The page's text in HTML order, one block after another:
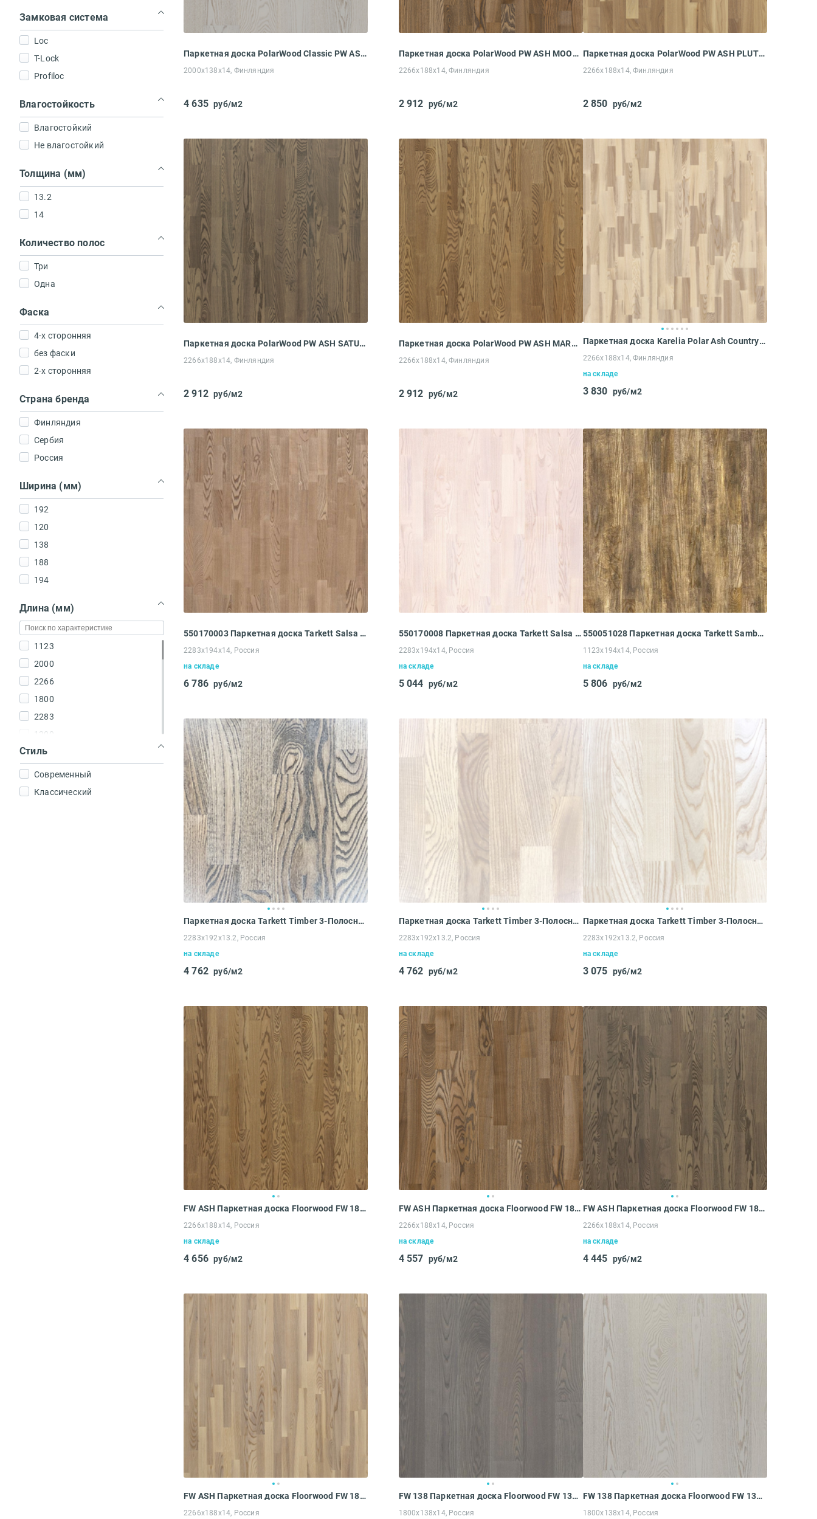
Замковая система
Loc
T-Lock
Profiloc
Влагостойкость
Влагостойкий
Не влагостойкий
Толщина (мм)
13.2
14
Количество полос
Три
Одна
Фаска
4-х сторонняя
без фаски
2-х сторонняя
Страна бренда
Финляндия
Сербия
Россия
Ширина (мм)
192
120
138
188
194
Длина (мм)
1123
2000
2266
1800
2283
1200
Стиль
Современный
Классический
Паркетная доска PolarWood Classic PW ASH PREMIUM 138 DOVER MATT LOC (2000x138x14 мм)
2000x138x14, Финляндия
4 635 руб/м2
Паркетная доска PolarWood PW ASH MOON OILED LOC (2266x188x14 мм)
2266x188x14, Финляндия
2 912 руб/м2
Паркетная доска PolarWood PW ASH PLUTON WHITE OILED LOC (2266x188x14 мм)
2266x188x14, Финляндия
2 850 руб/м2
Паркетная доска PolarWood PW ASH SATURN OILED LOC (2266x188x14 мм)
2266x188x14, Финляндия
2 912 руб/м2
Паркетная доска PolarWood PW ASH MARS OILED LOC (2266x188x14 мм)
2266x188x14, Финляндия
2 912 руб/м2
Паркетная доска Karelia Polar Ash Country Vanilla Matt (2266х188х14 мм)
2266х188х14, Финляндия
на складе
3 830 руб/м2
550170003 Паркетная доска Tarkett Salsa Premium Ясень Кварц (2283x194x14 мм)
2283x194x14, Россия
на складе
6 786 руб/м2
550170008 Паркетная доска Tarkett Salsa Premium Ясень Кристалл (2283x194x14 мм)
2283x194x14, Россия
на складе
5 044 руб/м2
550051028 Паркетная доска Tarkett Samba Ясень Бренди (1123x194x14 мм)
1123x194x14, Россия
на складе
5 806 руб/м2
Паркетная доска Tarkett Timber 3-Полосный ASH BROWN (2283x192x13.2 мм)
2283x192x13.2, Россия
на складе
4 762 руб/м2
Паркетная доска Tarkett Timber 3-Полосный ASH SMOKE (2283x192x13.2 мм)
2283x192x13.2, Россия
на складе
4 762 руб/м2
Паркетная доска Tarkett Timber 3-Полосный ASH WHITE (2283x192x13.2 мм)
2283x192x13.2, Россия
на складе
3 075 руб/м2
FW ASH Паркетная доска Floorwood FW 188 FW ASH Madison beige OILED 3S (2266х188х14 мм)
2266х188х14, Россия
на складе
4 656 руб/м2
FW ASH Паркетная доска Floorwood FW 188 FW ASH Madison brown OIL 3S (2266х188х14 мм)
2266х188х14, Россия
на складе
4 557 руб/м2
FW ASH Паркетная доска Floorwood FW 188 FW ASH Madison OILED 3S (2266х188х14 мм)
2266х188х14, Россия
на складе
4 445 руб/м2
FW ASH Паркетная доска Floorwood FW 188 FW ASH Madison WHITE MATT LAC 3S (2266х188х14 мм)
2266х188х14, Россия
FW 138 Паркетная доска Floorwood FW 138 FW 138 ASH Madison PREMIUM gray MATT LAC 1S (1800x138x14 мм)
1800x138x14, Россия
FW 138 Паркетная доска Floorwood FW 138 FW 138 ASH Madison PREMIUM WHITE MATT LAC 1S (1800x138x14 мм)
1800x138x14, Россия
Вам понравился сайт?*
Ваше имя*
Что хотелось бы изменить?*
Введите код*
Пропустить Отправить